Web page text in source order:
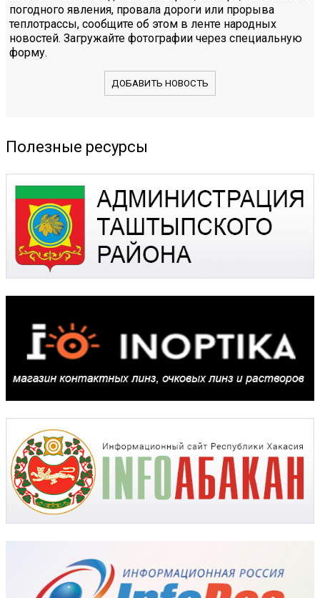
погодного явления, провала дороги или прорыва
теплотрассы, сообщите об этом в ленте народных
новостей. Загружайте фотографии через специальную
форму.
ДОБАВИТЬ НОВОСТЬ
Полезные ресурсы